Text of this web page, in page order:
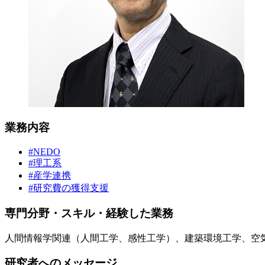
業務内容
#NEDO
#理工系
#産学連携
#研究費の獲得支援
専門分野・スキル・経験した業務
人間情報学関連（人間工学、感性工学）、建築環境工学、空